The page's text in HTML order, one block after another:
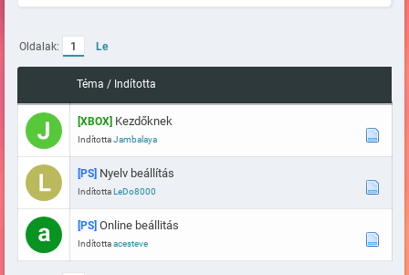
Oldalak: 1 Le
Téma / Indította
[XBOX] Kezdőknek
IndítottaJambalaya
[PS] Nyelv beállítás
Indította LeDo8000
[PS] Online beállitás
Indítottaacesteve